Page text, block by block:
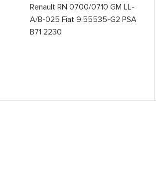
Renault RN 0700/0710 GM LL-
A/B-025 Fiat 9.55535-G2 PSA
B71 2230